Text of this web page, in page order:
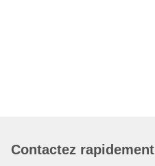
Contactez rapidement